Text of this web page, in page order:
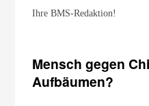
Ihre BMS-Redaktion!
Mensch gegen
Aufbäumen?